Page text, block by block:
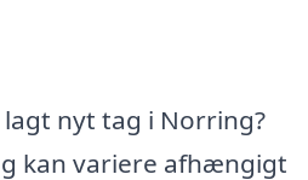
nyt tag i Norring?
kan variere afhængigt